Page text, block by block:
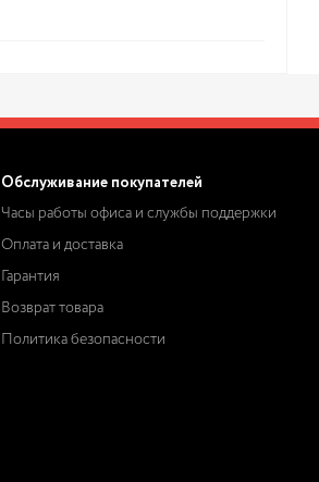
Обслуживание покупателей
Часы работы офиса и службы поддержки
Оплата и доставка
Гарантия
Возврат товара
Политика безопасности